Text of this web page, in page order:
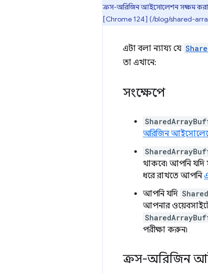
ক্রস-অরিজিন আইসোলেশন সক্ষম
[Chrome 124] (/blog/shared-array-
এটা বলা ন্যায্য যে
তা এখানে:
সংক্ষেপে
অরিজিন
থাকবে৷ আপনি যদি
ধরে রাখতে আপনি
আপনি যদি
আপনার
পরীক্ষা করুন৷
ক্রস-অরিজিন